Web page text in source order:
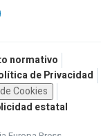
normativo
de Privacidad
Cookies
estatal